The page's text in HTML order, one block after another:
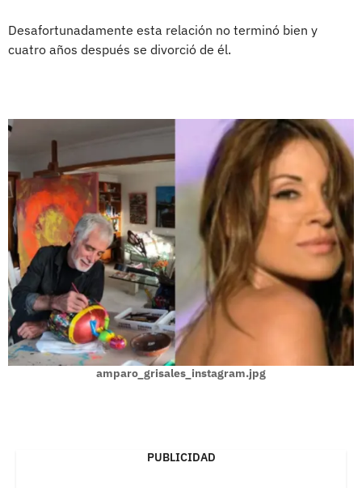
Desafortunadamente esta relación no terminó bien y
cuatro años después se divorció de él.
amparo_grisales_instagram.jpg
PUBLICIDAD